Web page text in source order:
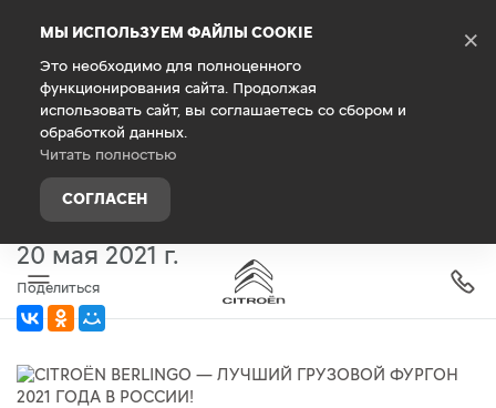
МЫ ИСПОЛЬЗУЕМ ФАЙЛЫ COOKIE
Это необходимо для полноценного
функционирования сайта. Продолжая
использовать сайт, вы соглашаетесь со сбором и
обработкой данных.
Читать полностью
СОГЛАСЕН
×
Главная О компании Новости
CITROËN BERLINGO — ЛУЧШИЙ
ГРУЗОВОЙ ФУРГОН 2021 ГОДА
В РОССИИ!
20 мая 2021 г.
Поделиться